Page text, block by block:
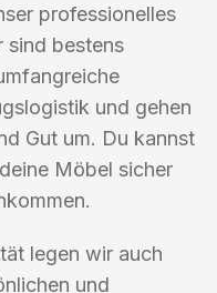
professionelles
sind bestens
und gehen
Gut um. Du kannst
Möbel sicher
legen wir auch
und